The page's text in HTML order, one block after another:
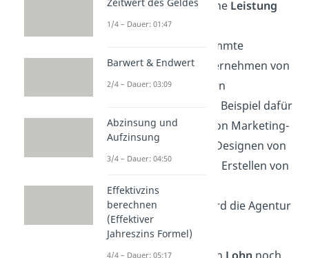
Agenturen, die eine Leistung
erbringen.
Oft werden bestimmte
Aufgaben im Unternehmen von
externen Anbietern
übernommen. Ein Beispiel dafür
ist das Erstellen von Marketing-
Kampagnen, das Designen von
Grafiken oder das Erstellen von
Werbe-Videos. Als
Gegenleistung wird die Agentur
bezahlt.
1/4 – Dauer: 01:47
Barwert & Endwert
2/4 – Dauer: 03:09
Abzinsung und
Aufzinsung
3/4 – Dauer: 04:50
Effektivzins
berechnen
(Effektiver
Jahreszins Formel)
4/4 – Dauer: 05:17